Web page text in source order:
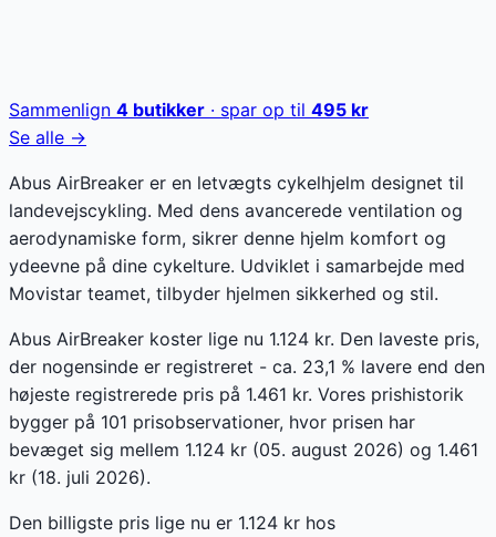
Sammenlign 4 butikker · spar op til 495 kr
Se alle →
Abus AirBreaker er en letvægts cykelhjelm designet til
landevejscykling. Med dens avancerede ventilation og
aerodynamiske form, sikrer denne hjelm komfort og
ydeevne på dine cykelture. Udviklet i samarbejde med
Movistar teamet, tilbyder hjelmen sikkerhed og stil.
Abus AirBreaker koster lige nu 1.124 kr. Den laveste pris,
der nogensinde er registreret - ca. 23,1 % lavere end den
højeste registrerede pris på 1.461 kr. Vores prishistorik
bygger på 101 prisobservationer, hvor prisen har
bevæget sig mellem 1.124 kr (05. august 2026) og 1.461
kr (18. juli 2026).
Den billigste pris lige nu er 1.124 kr hos